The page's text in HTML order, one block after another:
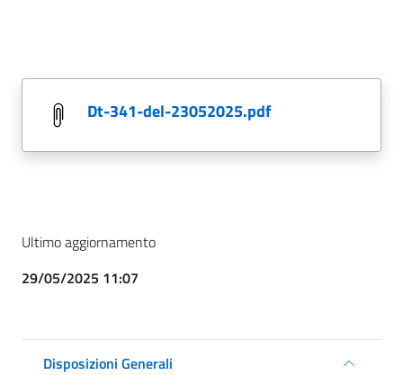
dt-341-del-23052025.pdf
Ultimo aggiornamento
29/05/2025 11:07
Disposizioni Generali